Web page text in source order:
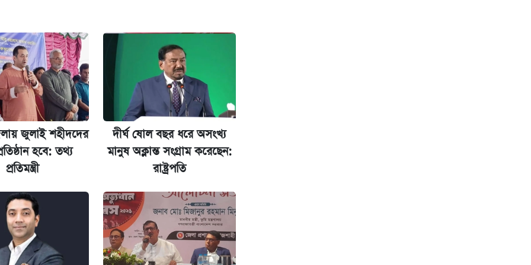
দুইজন আটক
খান
বন্ধ
ফেরত পাঠানো হলো
জুলাই শহীদদের
হবে: তথ্য
প্রতিমন্ত্রী
দীর্ঘ ষোল বছর ধরে অসংখ্য
মানুষ অক্লান্ত সংগ্রাম করেছেন:
রাষ্ট্রপতি